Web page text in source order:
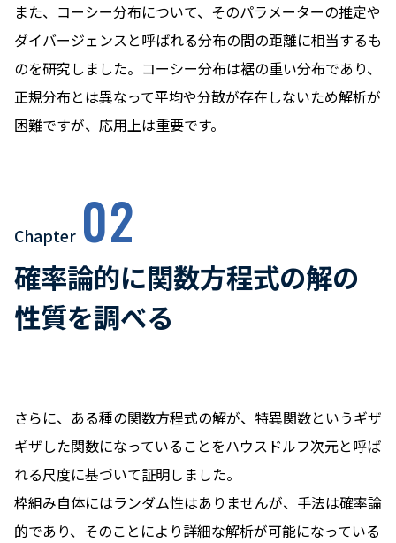
また、コーシー分布について、そのパラメーターの推定や
ダイバージェンスと呼ばれる分布の間の距離に相当するも
のを研究しました。コーシー分布は裾の重い分布であり、
正規分布とは異なって平均や分散が存在しないため解析が
困難ですが、応用上は重要です。
Chapter 02
確率論的に関数方程式の解の
性質を調べる
さらに、ある種の関数方程式の解が、特異関数というギザ
ギザした関数になっていることをハウスドルフ次元と呼ば
れる尺度に基づいて証明しました。
枠組み自体にはランダム性はありませんが、手法は確率論
的であり、そのことにより詳細な解析が可能になっている